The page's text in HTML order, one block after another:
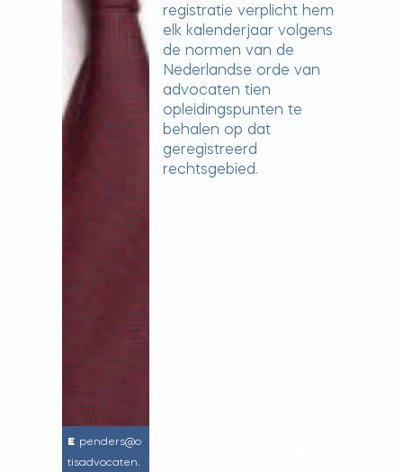
penders@o
tisadvocaten.
registratie verplicht hem
elk kalenderjaar volgens
de normen van de
Nederlandse orde van
advocaten tien
opleidingspunten te
behalen op dat
geregistreerd
rechtsgebied.